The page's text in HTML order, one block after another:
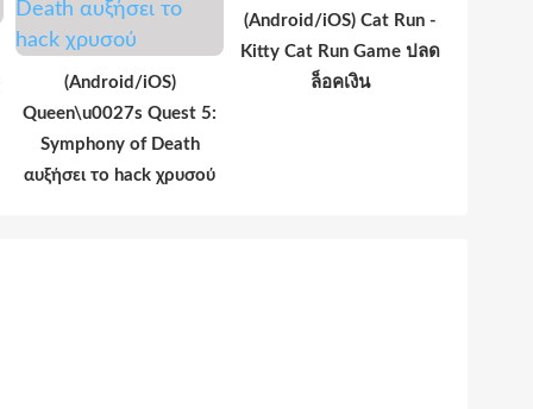
(Android/iOS)
Queen\u0027s Quest 5:
Symphony of Death
αυξήσει το hack χρυσού
(Android/iOS) Cat Run -
Kitty Cat Run Game ปลด
ล็อคเงิน